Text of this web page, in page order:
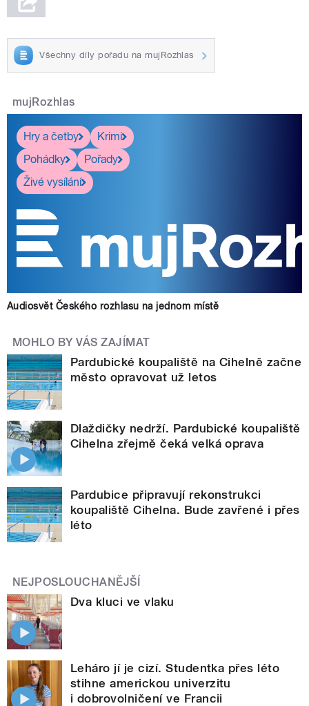
Všechny díly pořadu na mujRozhlas
mujRozhlas
Hry a četby
Krimi
Pohádky
Pořady
Živé vysílání
Audiosvět Českého rozhlasu na jednom místě
MOHLO BY VÁS ZAJÍMAT
Pardubické koupaliště na Cihelně začne
město opravovat už letos
Dlaždičky nedrží. Pardubické koupaliště
Cihelna zřejmě čeká velká oprava
Pardubice připravují rekonstrukci
koupaliště Cihelna. Bude zavřené i přes
léto
NEJPOSLOUCHANĚJŠÍ
Dva kluci ve vlaku
Leháro jí je cizí. Studentka přes léto
stihne americkou univerzitu
i dobrovolničení ve Francii